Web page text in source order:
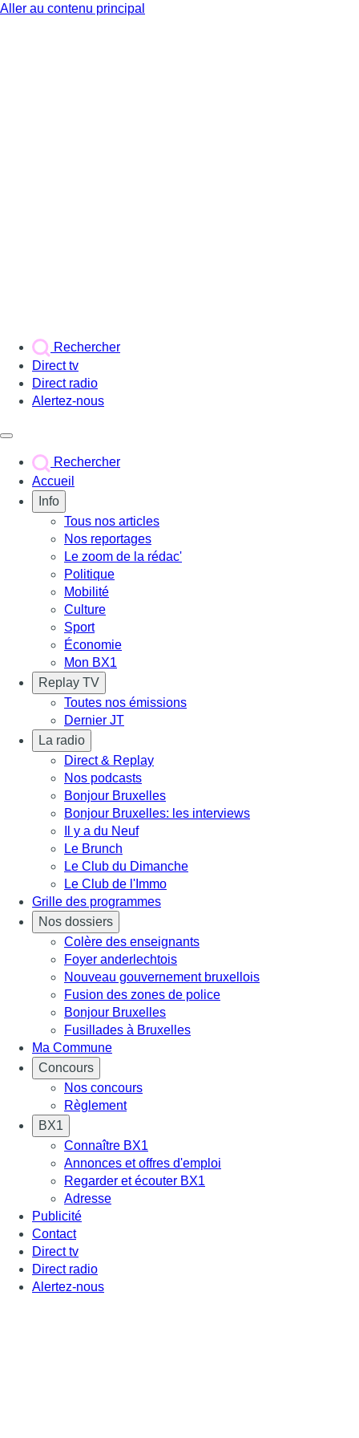
Aller au contenu principal
Rechercher
Direct tv
Direct radio
Alertez-nous
Rechercher
Accueil
Info
Tous nos articles
Nos reportages
Le zoom de la rédac'
Politique
Mobilité
Culture
Sport
Économie
Mon BX1
Replay TV
Toutes nos émissions
Dernier JT
La radio
Direct & Replay
Nos podcasts
Bonjour Bruxelles
Bonjour Bruxelles: les interviews
Il y a du Neuf
Le Brunch
Le Club du Dimanche
Le Club de l'Immo
Grille des programmes
Nos dossiers
Colère des enseignants
Foyer anderlechtois
Nouveau gouvernement bruxellois
Fusion des zones de police
Bonjour Bruxelles
Fusillades à Bruxelles
Ma Commune
Concours
Nos concours
Règlement
BX1
Connaître BX1
Annonces et offres d'emploi
Regarder et écouter BX1
Adresse
Publicité
Contact
Direct tv
Direct radio
Alertez-nous